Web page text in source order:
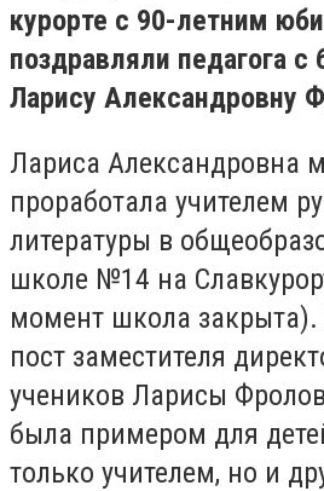
курорте с 90-летним
поздравляли педагога
Ларису Александровну
Лариса Александровна
проработала учителем
литературы в
школе №14 на
момент школа
пост заместителя
учеников Ларисы
была примером для
только учителем, но и